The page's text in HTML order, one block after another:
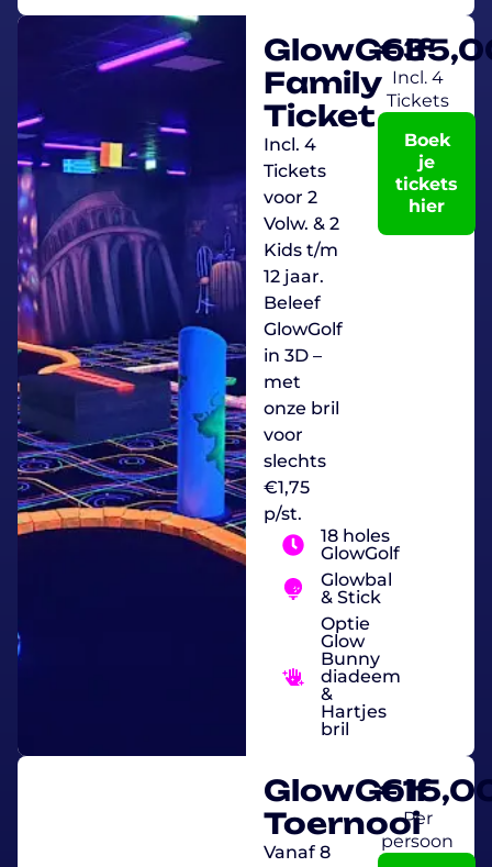
GlowGolf
Family
Ticket
Incl. 4
Tickets
voor 2
Volw. & 2
Kids t/m
12 jaar.
Beleef
GlowGolf
in 3D –
met
onze bril
voor
slechts
€1,75
p/st.
18 holes
GlowGolf
Glowbal
& Stick
Optie
Glow
Bunny
diadeem
&
Hartjes
bril
€
Incl. 4
Tickets
Boek
je
tickets
hier
GlowGolf
Toernooi
Vanaf 8
€
Per
persoon